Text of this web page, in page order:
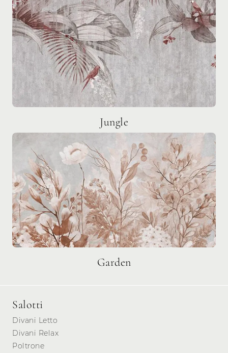
Jungle
Garden
Salotti
Divani Letto
Divani Relax
Poltrone